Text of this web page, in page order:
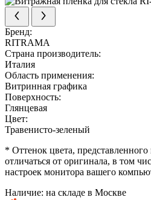
Бренд:
RITRAMA
Страна производитель:
Италия
Область применения:
Витринная графика
Поверхность:
Глянцевая
Цвет:
Травенисто-зеленый
* Оттенок цвета,
отличаться от оригинала, в том
настроек монитора вашего
Наличие: на складе в Москве